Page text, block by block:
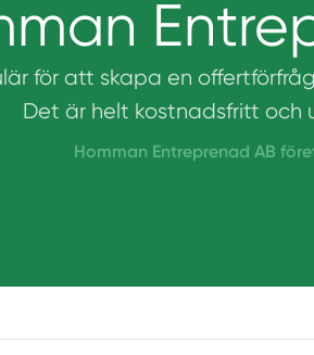
för att skapa en
Det är helt kostnadsfritt och
Homman Entreprenad AB